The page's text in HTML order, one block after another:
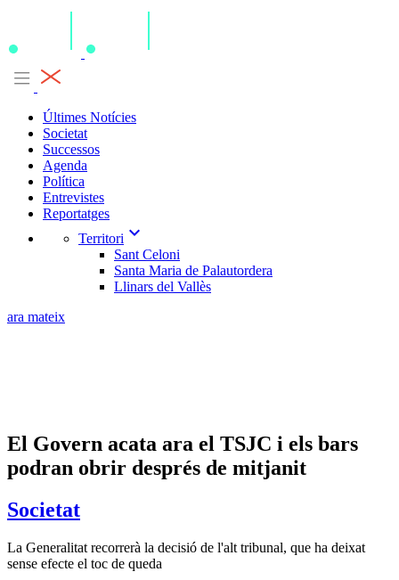
Últimes Notícies
Societat
Successos
Agenda
Política
Entrevistes
Reportatges
Territori expand_more
Sant Celoni
Santa Maria de Palautordera
Llinars del Vallès
ara mateix
El Govern acata ara el TSJC i els bars
podran obrir després de mitjanit
Societat
La Generalitat recorrerà la decisió de l'alt tribunal, que ha deixat
sense efecte el toc de queda